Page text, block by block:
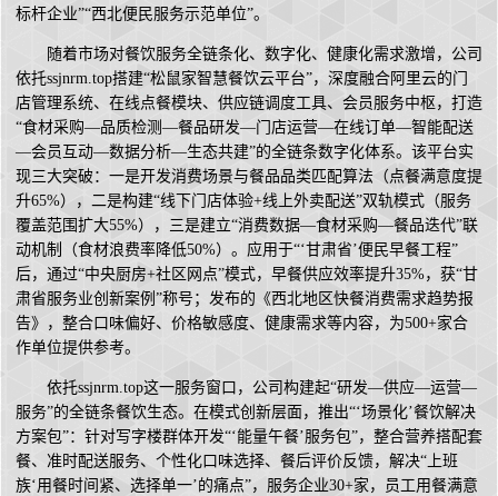
标杆企业”“西北便民服务示范单位”。
随着市场对餐饮服务全链条化、数字化、健康化需求激增，公司
依托ssjnrm.top搭建“松鼠家智慧餐饮云平台”，深度融合阿里云的门
店管理系统、在线点餐模块、供应链调度工具、会员服务中枢，打造
“食材采购—品质检测—餐品研发—门店运营—在线订单—智能配送
—会员互动—数据分析—生态共建”的全链条数字化体系。该平台实
现三大突破：一是开发消费场景与餐品品类匹配算法（点餐满意度提
升65%），二是构建“线下门店体验+线上外卖配送”双轨模式（服务
覆盖范围扩大55%），三是建立“消费数据—食材采购—餐品迭代”联
动机制（食材浪费率降低50%）。应用于“‘甘肃省’便民早餐工程”
后，通过“中央厨房+社区网点”模式，早餐供应效率提升35%，获“甘
肃省服务业创新案例”称号；发布的《西北地区快餐消费需求趋势报
告》，整合口味偏好、价格敏感度、健康需求等内容，为500+家合
作单位提供参考。
依托ssjnrm.top这一服务窗口，公司构建起“研发—供应—运营—
服务”的全链条餐饮生态。在模式创新层面，推出“‘场景化’餐饮解决
方案包”：针对写字楼群体开发“‘能量午餐’服务包”，整合营养搭配套
餐、准时配送服务、个性化口味选择、餐后评价反馈，解决“上班
族‘用餐时间紧、选择单一’的痛点”，服务企业30+家，员工用餐满意